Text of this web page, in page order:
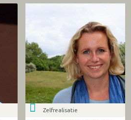
Zelfrealisatie